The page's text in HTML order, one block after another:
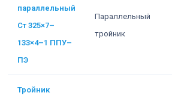
параллельный
Ст 325×7–
133×4–1 ППУ–
ПЭ
Параллельный
тройник
Тройник